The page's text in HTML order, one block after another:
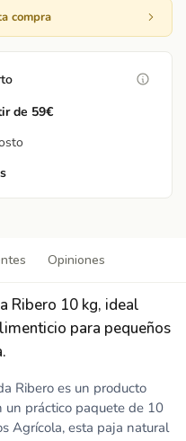
compra
de 59€
Opiniones
Ribero 10 kg, ideal
para pequeños
Ribero es un producto
un práctico paquete de 10
Agrícola, esta paja natural